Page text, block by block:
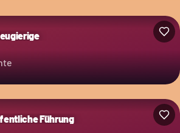
Führung